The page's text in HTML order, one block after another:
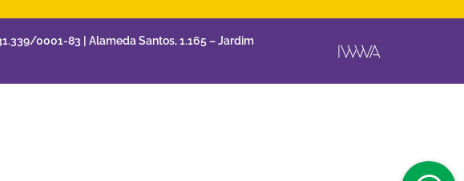
0001-83 | Alameda Santos, 1.165 – Jardim